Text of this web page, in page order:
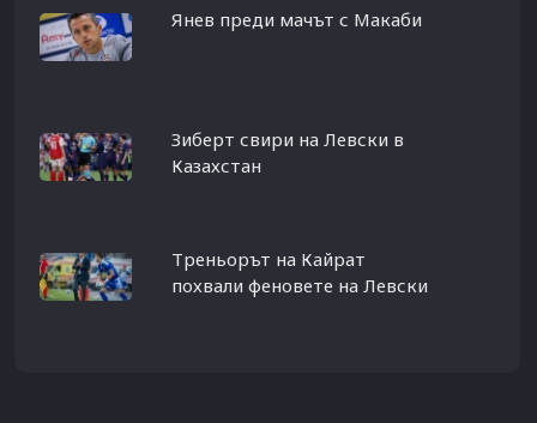
Янев преди мачът с Макаби
Зиберт свири на Левски в
Казахстан
Треньорът на Кайрат
похвали феновете на Левски